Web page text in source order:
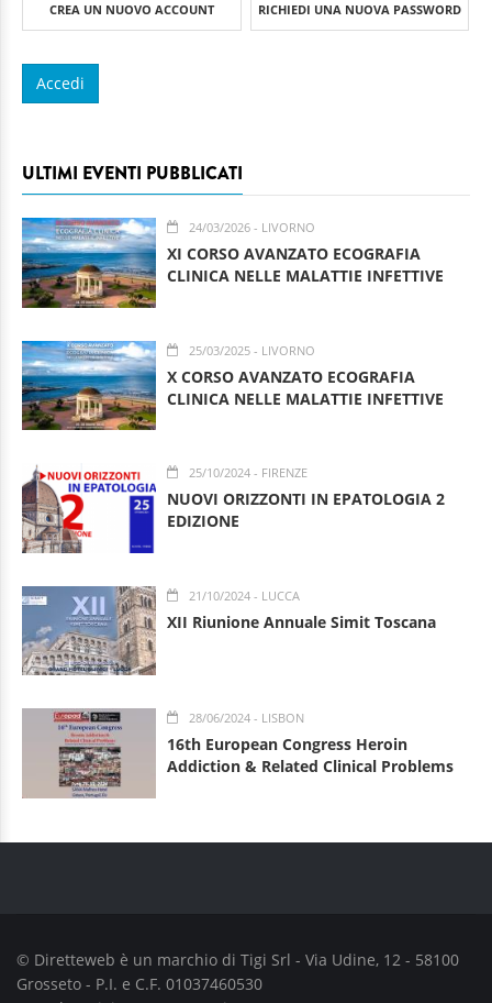
CREA UN NUOVO ACCOUNT RICHIEDI UNA NUOVA PASSWORD
ULTIMI EVENTI PUBBLICATI
24/03/2026 - LIVORNO
XI CORSO AVANZATO ECOGRAFIA
CLINICA NELLE MALATTIE INFETTIVE
25/03/2025 - LIVORNO
X CORSO AVANZATO ECOGRAFIA
CLINICA NELLE MALATTIE INFETTIVE
25/10/2024 - FIRENZE
NUOVI ORIZZONTI IN EPATOLOGIA 2
EDIZIONE
21/10/2024 - LUCCA
XII Riunione Annuale Simit Toscana
28/06/2024 - LISBON
16th European Congress Heroin
Addiction & Related Clinical Problems
© Diretteweb è un marchio di Tigi Srl - Via Udine, 12 - 58100
Grosseto - P.I. e C.F. 01037460530